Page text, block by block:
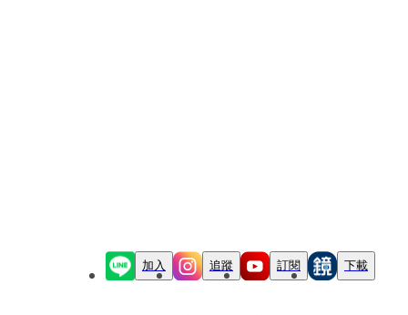
加入 追蹤 訂閱 下載